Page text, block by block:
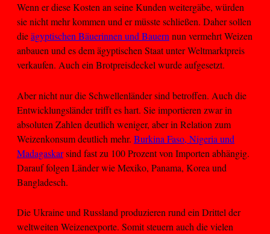
Wenn er diese Kosten an seine Kunden weitergäbe, würden
sie nicht mehr kommen und er müsste schließen. Daher sollen
dieägyptischen Bäuerinnen und Bauernnun vermehrt Weizen
anbauen und es dem ägyptischen Staat unter Weltmarktpreis
verkaufen. Auch ein Brotpreisdeckel wurde aufgesetzt.
Aber nicht nur die Schwellenländer sind betroffen. Auch die
Entwicklungsländer trifft es hart. Sie importieren zwar in
absoluten Zahlen deutlich weniger, aber in Relation zum
Weizenkonsum deutlich mehr. Burkina Faso, Nigeria und
Madagaskarsind fast zu 100 Prozent von Importen abhängig.
Darauf folgen Länder wie Mexiko, Panama, Korea und
Bangladesch.
Die Ukraine und Russland produzieren rund ein Drittel der
weltweiten Weizenexporte. Somit steuern auch die vielen